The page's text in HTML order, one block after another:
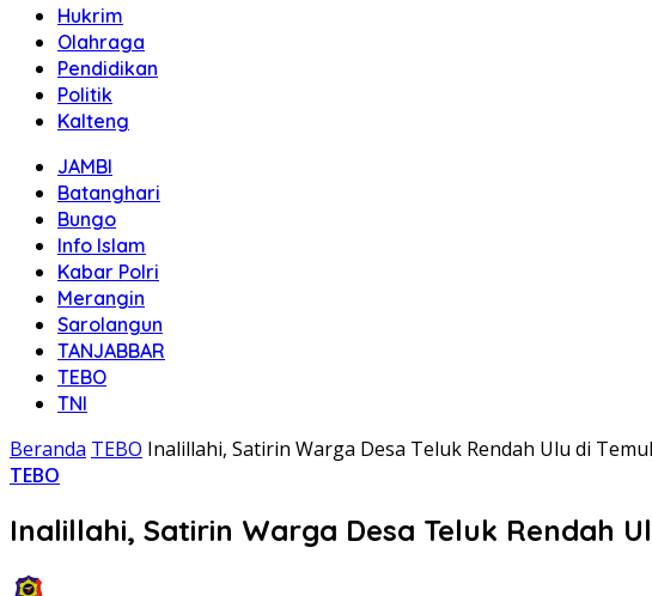
Hukrim
Olahraga
Pendidikan
Politik
Kalteng
JAMBI
Batanghari
Bungo
Info Islam
Kabar Polri
Merangin
Sarolangun
TANJABBAR
TEBO
TNI
Beranda TEBO Inalillahi, Satirin Warga Desa Teluk Rendah Ulu di
TEBO
Inalillahi, Satirin Warga Desa Teluk Rendah